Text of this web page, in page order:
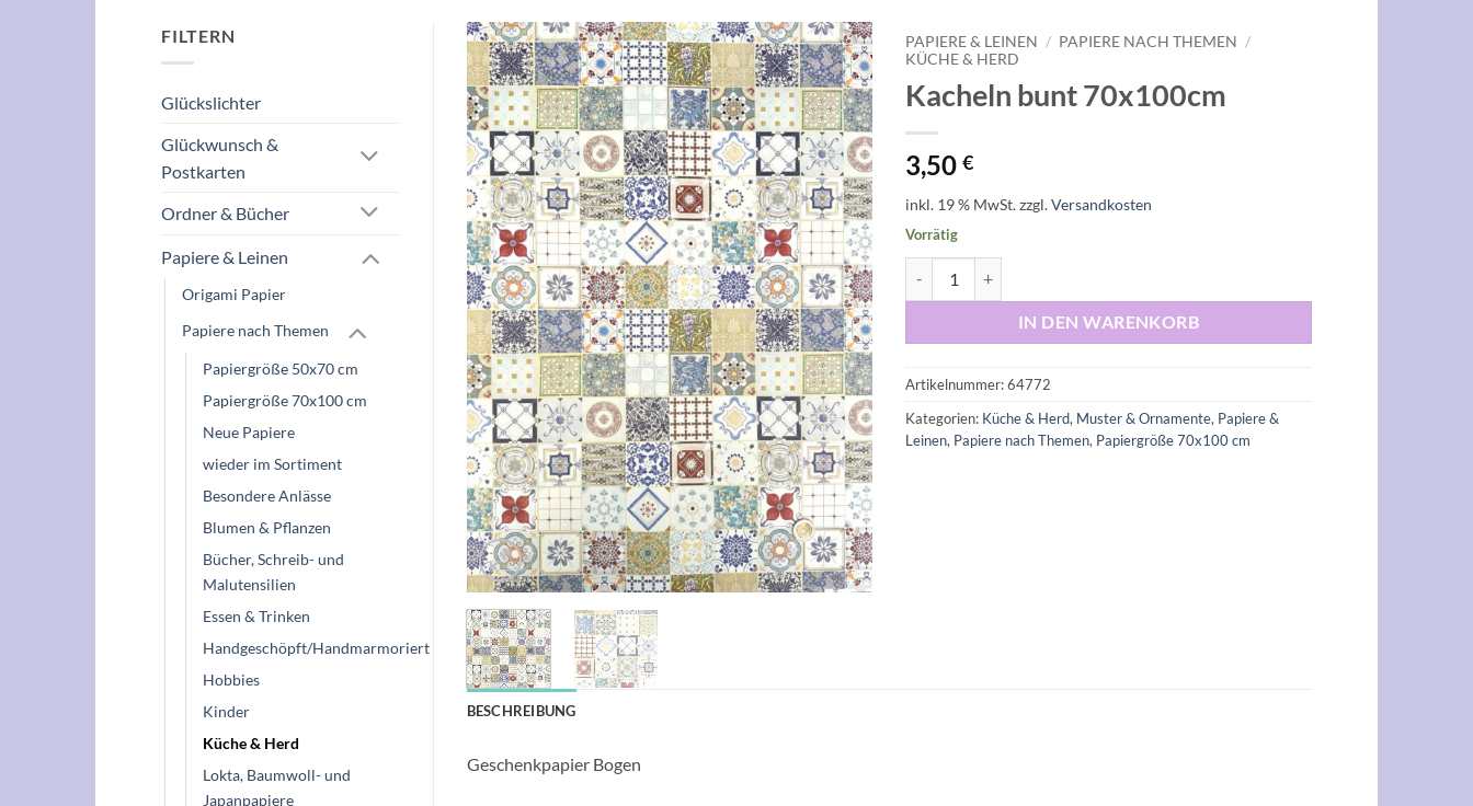
FILTERN
Glückslichter
Glückwunsch &
Postkarten
Ordner & Bücher
Papiere & Leinen
Origami Papier
Papiere nach Themen
Papiergröße 50x70 cm
Papiergröße 70x100 cm
Neue Papiere
wieder im Sortiment
Besondere Anlässe
Blumen & Pflanzen
Bücher, Schreib- und
Malutensilien
Essen & Trinken
Handgeschöpft/Handmarmoriert
Hobbies
Kinder
Küche & Herd
Lokta, Baumwoll- und
Japanpapiere
Auf die
Wunschliste
PAPIERE & LEINEN / PAPIERE NACH THEMEN /
KÜCHE & HERD
Kacheln bunt 70x100cm
3,50€
inkl. 19 % MwSt.zzgl.Versandkosten
Vorrätig
IN DEN WARENKORB
Artikelnummer:64772
Kategorien: Küche & Herd, Muster & Ornamente, Papiere &
Leinen, Papiere nach Themen, Papiergröße 70x100 cm
BESCHREIBUNG
Geschenkpapier Bogen